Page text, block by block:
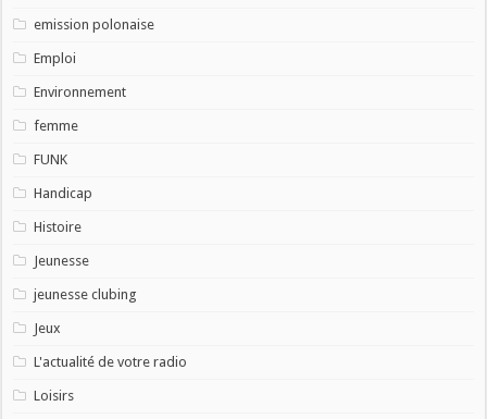
emission polonaise
Emploi
Environnement
femme
FUNK
Handicap
Histoire
Jeunesse
jeunesse clubing
Jeux
L'actualité de votre radio
Loisirs